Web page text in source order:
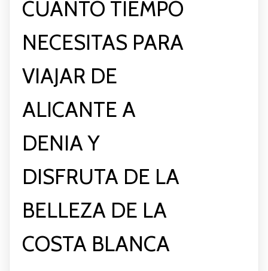
CUÁNTO TIEMPO
NECESITAS PARA
VIAJAR DE
ALICANTE A
DENIA Y
DISFRUTA DE LA
BELLEZA DE LA
COSTA BLANCA